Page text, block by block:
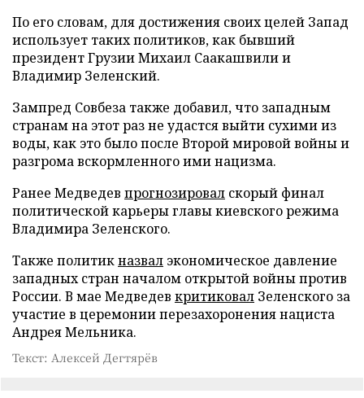
По его словам, для достижения своих целей Запад
использует таких политиков, как бывший
президент Грузии Михаил Саакашвили и
Владимир Зеленский.
Зампред Совбеза также добавил, что западным
странам на этот раз не удастся выйти сухими из
воды, как это было после Второй мировой войны и
разгрома вскормленного ими нацизма.
Ранее Медведев прогнозировал скорый финал
политической карьеры главы киевского режима
Владимира Зеленского.
Также политикназвал экономическое давление
западных стран началом открытой войны против
России. В мае Медведев критиковал Зеленского за
участие в церемонии перезахоронения нациста
Андрея Мельника.
Текст: Алексей Дегтярёв